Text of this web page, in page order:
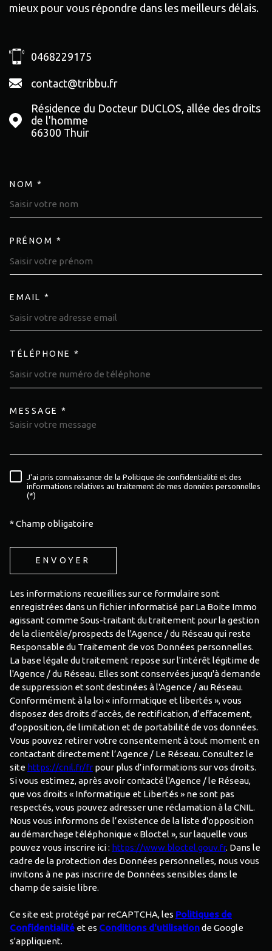
mieux pour vous répondre dans les meilleurs délais.
0468229175
contact@tribbu.fr
Résidence du Docteur DUCLOS, allée des droits
de l'homme
66300
Thuir
NOM *
PRÉNOM *
EMAIL *
TÉLÉPHONE *
MESSAGE *
RÈGLEMENTATION
J'ai pris connaissance de la Politique de confidentialité et des
informations relatives au traitement de mes données personnelles
(*)
* Champ obligatoire
ENVOYER
Les informations recueillies sur ce formulaire sont
enregistrées dans un fichier informatisé par La Boite Immo
agissant comme Sous-traitant du traitement pour la gestion
de la clientèle/prospects de l'Agence / du Réseau qui reste
Responsable du Traitement de vos Données personnelles.
La base légale du traitement repose sur l'intérêt légitime de
l'Agence / du Réseau. Elles sont conservées jusqu'à demande
de suppression et sont destinées à l'Agence / au Réseau.
Conformément à la loi « informatique et libertés », vous
disposez des droits d’accès, de rectification, d’effacement,
d’opposition, de limitation et de portabilité de vos données.
Vous pouvez retirer votre consentement à tout moment en
contactant directement l’Agence / Le Réseau. Consultez le
site https://cnil.fr/fr pour plus d’informations sur vos droits.
Si vous estimez, après avoir contacté l'Agence / le Réseau,
que vos droits « Informatique et Libertés » ne sont pas
respectés, vous pouvez adresser une réclamation à la CNIL.
Nous vous informons de l’existence de la liste d'opposition
au démarchage téléphonique « Bloctel », sur laquelle vous
pouvez vous inscrire ici : https://www.bloctel.gouv.fr. Dans le
cadre de la protection des Données personnelles, nous vous
invitons à ne pas inscrire de Données sensibles dans le
champ de saisie libre.
Ce site est protégé par reCAPTCHA, les Politiques de
Confidentialité et es Conditions d'utilisationde Google
s'appliquent.